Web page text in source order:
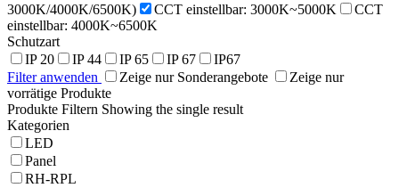
3000K/4000K/6500K)
CCT einstellbar: 3000K~5000K
CCT
einstellbar: 4000K~6500K
Schutzart
IP 20
IP 44 IP 65 IP 67
IP67
Filter anwenden
Zeige nur Sonderangebote
Zeige nur
vorrätige Produkte
Produkte Filtern Showing the single result
Kategorien
LED
Panel
RH-RPL